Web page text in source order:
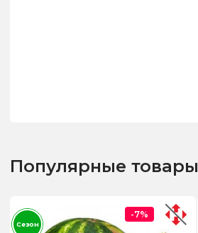
Популярные товары
-7%
Сезон